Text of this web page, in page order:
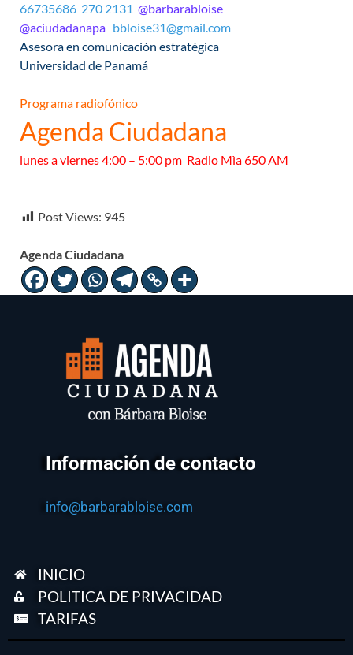
66735686 270 2131 @barbarabloise
@aciudadanapa bbloise31@gmail.com
Asesora en comunicación estratégica
Universidad de Panamá
Programa radiofónico
Agenda Ciudadana
lunes a viernes 4:00 – 5:00 pm Radio Mìa 650 AM
Post Views: 945
Agenda Ciudadana
Información de contacto
info@barbarabloise.com
INICIO
POLITICA DE PRIVACIDAD
TARIFAS